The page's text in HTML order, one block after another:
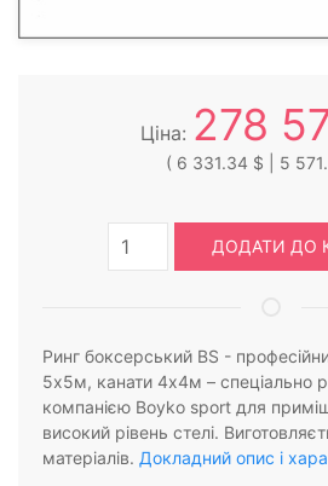
Ціна: 278
( 6 331.34 $ | 5
ДОДАТИ ДО
Ринг боксерський BS -
5х5м, канати 4х4м – спеціально
компанією Boyko sport для
високий рівень стелі.
матеріалів. Докладний опис і